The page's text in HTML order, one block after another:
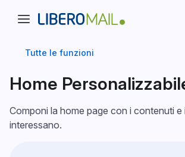
Tutte le funzioni
Home
Componi la home page con i contenuti e
interessano.